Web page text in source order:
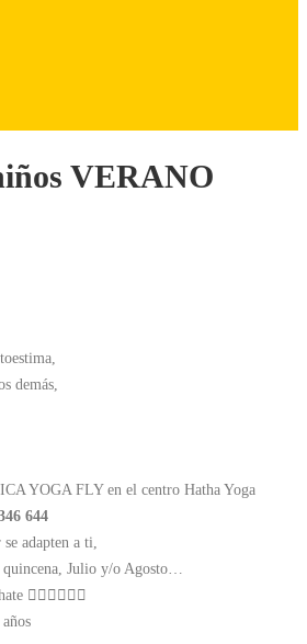
VERANO
demás,
YOGA FLY en el centro Hatha Yoga
644
adapten a ti,
Julio y/o Agosto…
🤸🏽‍♂️🤸🏼‍♀️